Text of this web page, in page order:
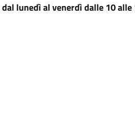
dal lunedì al venerdì dalle 10 alle